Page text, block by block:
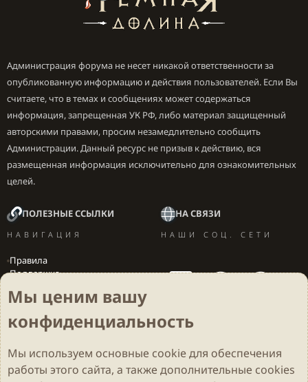
Администрация форума не несет никакой ответственности за
опубликованную информацию и действия пользователей. Если Вы
считаете, что в темах и сообщениях может содержаться
информация, запрещенная УК РФ, либо материал защищенный
авторскими правами, просим незамедлительно сообщить
Администрации. Данный ресурс не призыв к действию, вся
размещенная информация исключительно для ознакомительных
целей.
ПОЛЕЗНЫЕ ССЫЛКИ
НАВИГАЦИЯ
Правила
Поддержка
Локализация игр
НА СВЯЗИ
НАШИ СОЦ. СЕТИ
Cookies Darkdale - Основа [v.2.3.2 rc1] 🔥
Русский (RU)
Обратная связь
Условия и правила
Мы ценим вашу
конфиденциальность
Мы используем основные cookieдля обеспечения
работы этого сайта, а также дополнительные cookies